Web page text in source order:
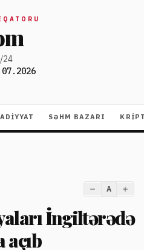
24
SƏHM BAZARI
A
İngiltərədə